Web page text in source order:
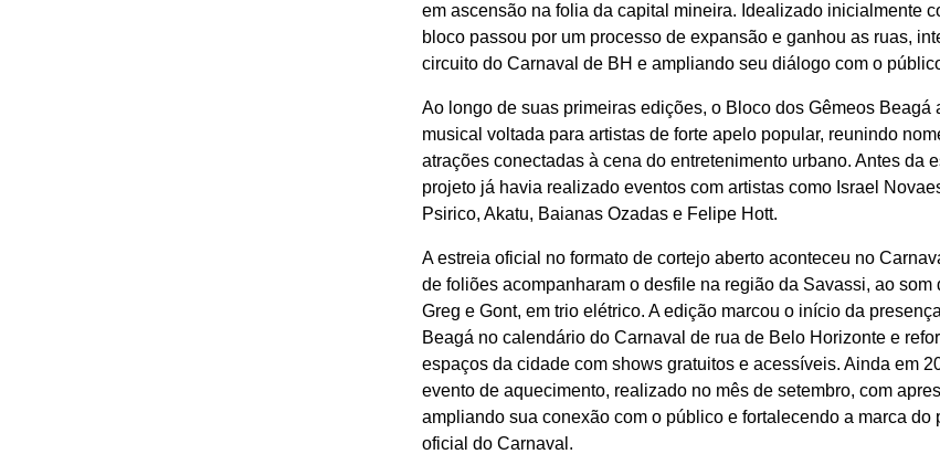
em ascensão na folia da capital mineira. Idealizado inicialmente
bloco passou por um processo de expansão e ganhou as ruas,
circuito do Carnaval de BH e ampliando seu diálogo com o
Ao longo de suas primeiras edições, o Bloco dos Gêmeos Beagá
musical voltada para artistas de forte apelo popular, reunindo
atrações conectadas à cena do entretenimento urbano. Antes da
projeto já havia realizado eventos com artistas como Israel
Psirico, Akatu, Baianas Ozadas e Felipe Hott.
A estreia oficial no formato de cortejo aberto aconteceu no
de foliões acompanharam o desfile na região da Savassi, ao som
Greg e Gont, em trio elétrico. A edição marcou o início da
Beagá no calendário do Carnaval de rua de Belo Horizonte e
espaços da cidade com shows gratuitos e acessíveis. Ainda em
evento de aquecimento, realizado no mês de setembro, com
ampliando sua conexão com o público e fortalecendo a marca do
oficial do Carnaval.